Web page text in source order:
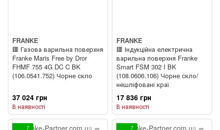
FRANKE
🟥 Газова варильна поверхня
Franke Maris Free by Dror
FHMF 755 4G DC C BK
(106.0541.752) Чорне скло
37 024 грн
В наявності
FRANKE
🟥 Індукційна електрична
варильна поверхня Franke
Smart FSM 302 I BK
(108.0606.106) Чорне скло/
нешліфовані краї
17 836 грн
В наявності
7
7